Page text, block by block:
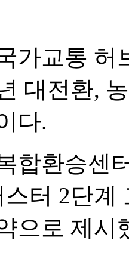
가교통 허
대전환,
다.
합환승센
터 2단계
으로 제시